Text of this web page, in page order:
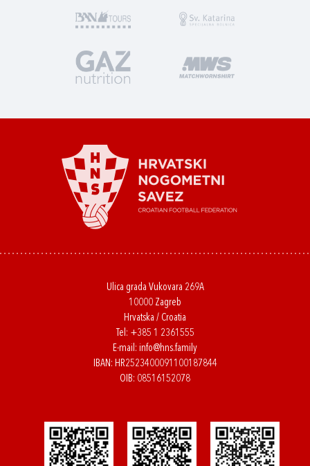
Ulica grada Vukovara 269A
10000 Zagreb
Hrvatska / Croatia
Tel: +385 1 2361555
E-mail: info@hns.family
IBAN: HR2523400091100187844
OIB: 08516152078